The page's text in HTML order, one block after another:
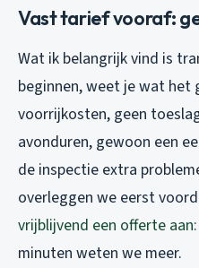
Vast tarief vooraf:
Wat ik belangrijk vind is
beginnen, weet je wat het
voorrijkosten, geen
avonduren, gewoon een
de inspectie extra
overleggen we eerst
vrijblijvend een offerte
minuten weten we meer.